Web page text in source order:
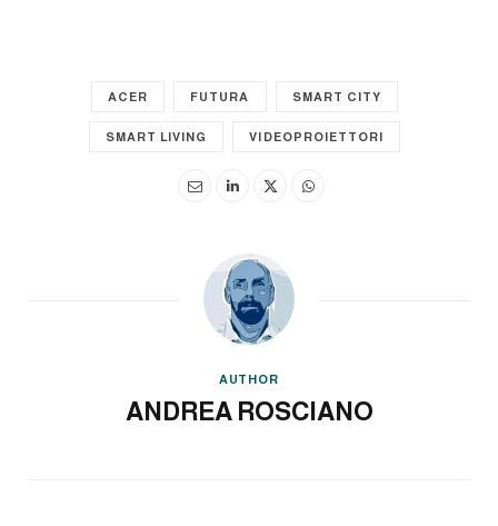
ACER FUTURA SMART CITY
SMART LIVING VIDEOPROIETTORI
AUTHOR
ANDREA ROSCIANO